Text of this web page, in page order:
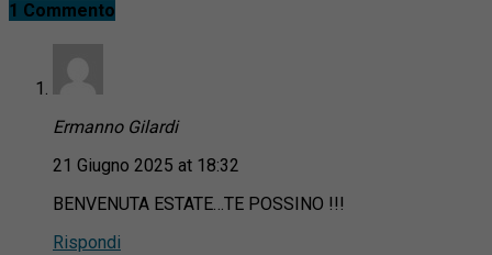
1 Commento
Ermanno Gilardi
21 Giugno 2025 at 18:32
BENVENUTA ESTATE…TE POSSINO !!!
Rispondi